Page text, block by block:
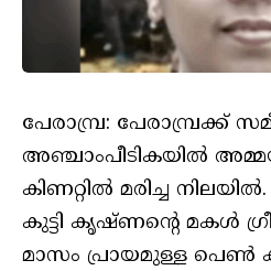
പേരാമ്പ്ര: പേരാമ്പ്രക്ക്
അഞ്ചാംപീടികയിൽ
കിണറ്റിൽ മരിച്ച
കുട്ടി കൃഷ്ണൻ്റെ മകൾ
മാസം പ്രായമുള്ള പെൺ